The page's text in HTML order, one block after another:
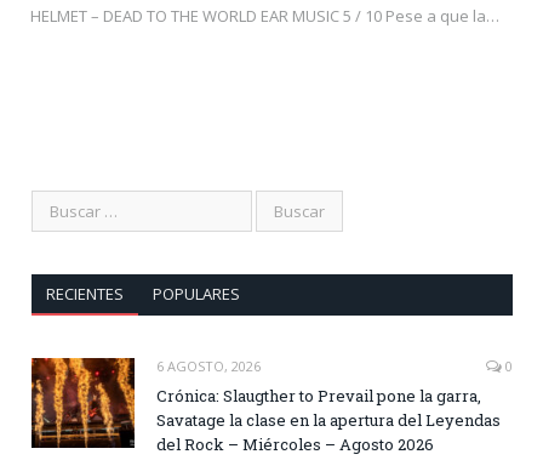
HELMET – DEAD TO THE WORLD EAR MUSIC 5 / 10 Pese a que la…
RECIENTES POPULARES
6 AGOSTO, 2026 0
Crónica: Slaugther to Prevail pone la garra,
Savatage la clase en la apertura del Leyendas
del Rock – Miércoles – Agosto 2026